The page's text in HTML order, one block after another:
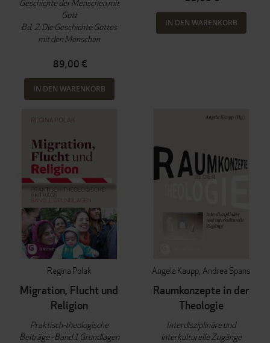
Geschichte der Menschen mit
Gott
Bd. 2: Die Geschichte Gottes
mit den Menschen
89,00 €
IN DEN WARENKORB
IN DEN WARENKORB
Regina Polak
Migration, Flucht und
Religion
Praktisch-theologische
Beiträge - Band 1 Grundlagen
Angela Kaupp Andrea Spans
Raumkonzepte in der
Theologie
Interdisziplinäre und
interkulturelle Zugänge